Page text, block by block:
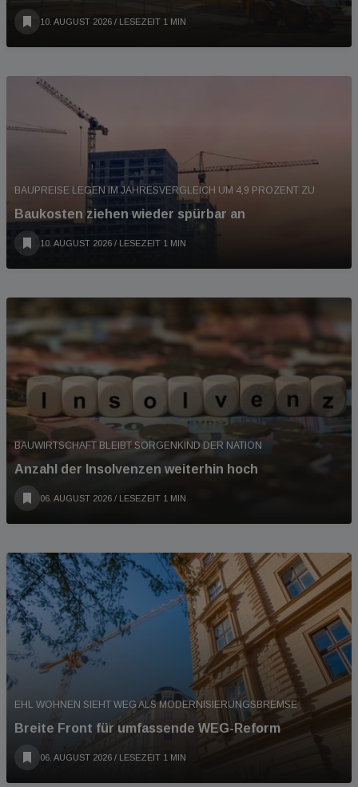
10. AUGUST 2026 / LESEZEIT 1 MIN
BAUPREISE LEGEN IM JAHRESVERGLEICH UM 4,9 PROZENT ZU
Baukosten ziehen wieder spürbar an
10. AUGUST 2026 / LESEZEIT 1 MIN
BAUWIRTSCHAFT BLEIBT SORGENKIND DER NATION
Anzahl der Insolvenzen weiterhin hoch
06. AUGUST 2026 / LESEZEIT 1 MIN
EHL WOHNEN SIEHT WEG ALS MODERNISIERUNGSBREMSE
Breite Front für umfassende WEG-Reform
06. AUGUST 2026 / LESEZEIT 1 MIN